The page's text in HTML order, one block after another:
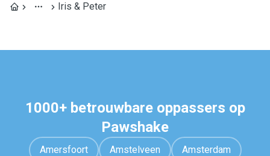
Iris & Peter
1000+ betrouwbare oppassers op
Pawshake
Amersfoort Amstelveen Amsterdam